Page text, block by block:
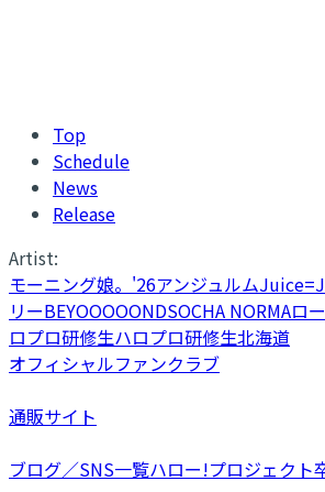
Top
Schedule
News
Release
Artist:
モーニング娘。'26アンジュルム
リーBEYOOOOONDSOCHA NORMAロ
ロプロ研修生ハロプロ研修生北海道
オフィシャルファンクラブ
通販サイト
ブログ／SNS一覧ハロー!プロジェクト